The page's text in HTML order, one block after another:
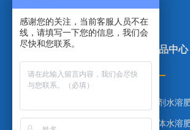
里贝里首页
合作案例
产品中心
粉剂水溶
液体水溶
感谢您的关注，当前客服人员不在
线，请填写一下您的信息，我们会
尽快和您联系。